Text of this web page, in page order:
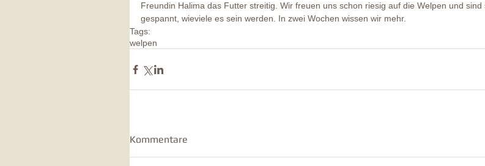
Freundin Halima das Futter streitig. Wir freuen uns schon riesig auf die Welpen und sind
gespannt, wieviele es sein werden. In zwei Wochen wissen wir mehr.
Tags:
welpen
Kommentare